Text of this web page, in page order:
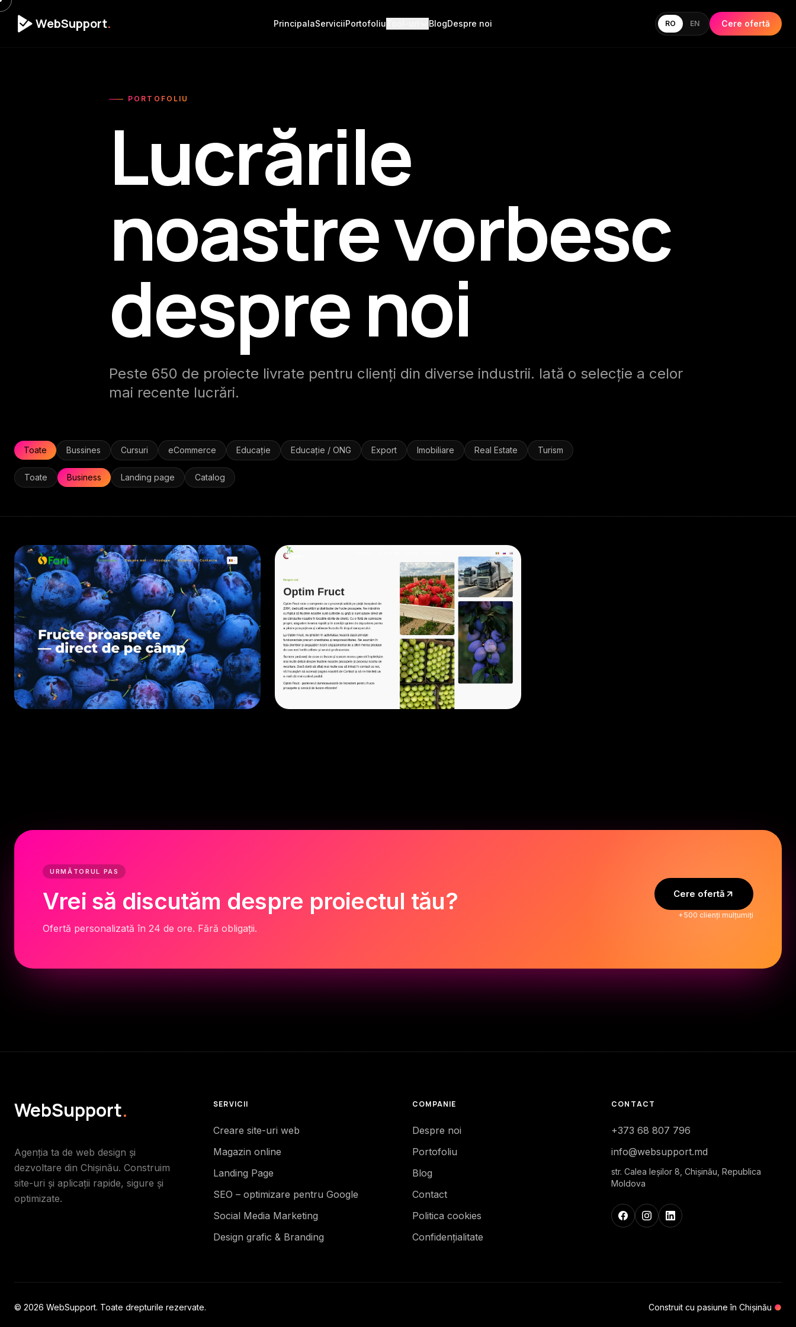
WebSupport. PrincipalaServiciiPortofoliu BlogDespre noi RO EN Cere ofertă
PORTOFOLIU
Lucrările
noastre vorbesc
despre noi
Peste 650 de proiecte livrate pentru clienți din diverse industrii. Iată o selecție a celor
mai recente lucrări.
Toate Bussines Cursuri eCommerce Educație Educație / ONG Export Imobiliare Real Estate Turism
Toate Business Landing page Catalog
EXPORT• 2023 EXPORT• 2023
URMĂTORUL PAS
Vrei să discutăm despre proiectul tău?
Ofertă personalizată în 24 de ore. Fără obligații.
Cere ofertă
+500 clienți mulțumiți
WebSupport.
Agenția ta de web design și
dezvoltare din Chișinău. Construim
site-uri și aplicații rapide, sigure și
optimizate.
SERVICII
Creare site-uri web
Magazin online
Landing Page
SEO – optimizare pentru Google
Social Media Marketing
Design grafic & Branding
COMPANIE
Despre noi
Portofoliu
Blog
Contact
Politica cookies
Confidențialitate
CONTACT
+373 68 807 796
info@websupport.md
str. Calea Ieşilor 8, Chișinău, Republica
Moldova
© 2026 WebSupport. Toate drepturile rezervate. Construit cu pasiune în Chișinău ●